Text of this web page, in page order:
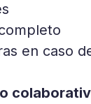
en caso